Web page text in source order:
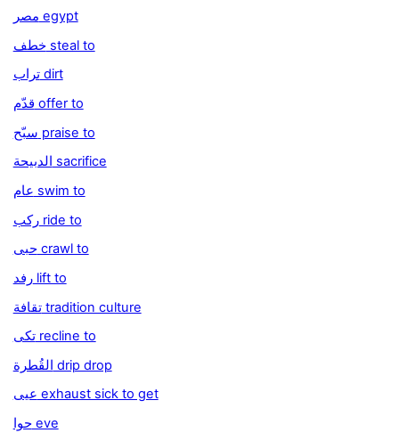
مصر egypt
خطف steal to
تراب dirt
قدّم offer to
سبّح praise to
الدبيحة sacrifice
عام swim to
ركب ride to
حبى crawl to
رفد lift to
تقافة tradition culture
تكى recline to
القُطرة drip drop
عيى exhaust sick to get
حوا eve